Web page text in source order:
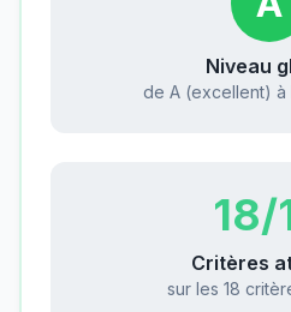
Niveau
de A (excellent) à
18/
Critères
sur les 18